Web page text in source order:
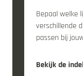
Bepaal welke
verschillende
passen bij
Bekijk de